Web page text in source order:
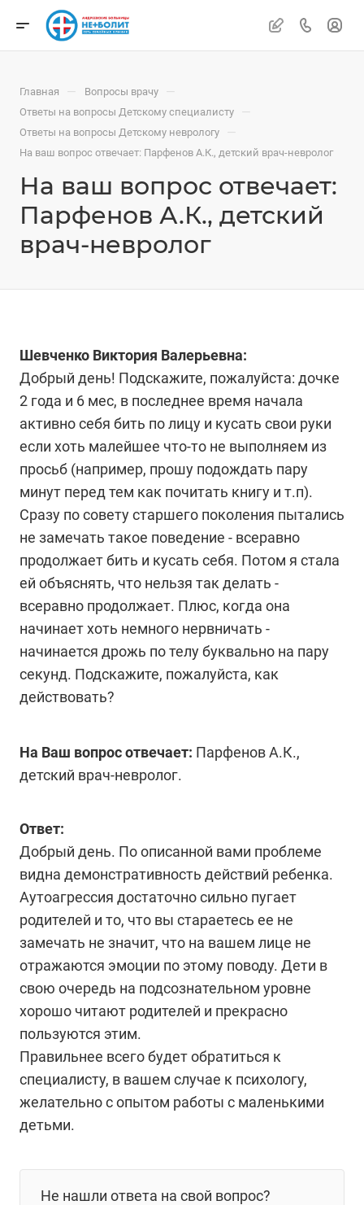
Главная — Вопросы врачу —
Ответы на вопросы Детскому специалисту —
Ответы на вопросы Детскому неврологу —
На ваш вопрос отвечает: Парфенов А.К., детский врач-невролог
На ваш вопрос отвечает:
Парфенов А.К., детский
врач-невролог
Шевченко Виктория Валерьевна:
Добрый день! Подскажите, пожалуйста: дочке
2 года и 6 мес, в последнее время начала
активно себя бить по лицу и кусать свои руки
если хоть малейшее что-то не выполняем из
просьб (например, прошу подождать пару
минут перед тем как почитать книгу и т.п).
Сразу по совету старшего поколения пытались
не замечать такое поведение - всеравно
продолжает бить и кусать себя. Потом я стала
ей объяснять, что нельзя так делать -
всеравно продолжает. Плюс, когда она
начинает хоть немного нервничать -
начинается дрожь по телу буквально на пару
секунд. Подскажите, пожалуйста, как
действовать?
На Ваш вопрос отвечает: Парфенов А.К.,
детский врач-невролог.
Ответ:
Добрый день. По описанной вами проблеме
видна демонстративность действий ребенка.
Аутоагрессия достаточно сильно пугает
родителей и то, что вы стараетесь ее не
замечать не значит, что на вашем лице не
отражаются эмоции по этому поводу. Дети в
свою очередь на подсознательном уровне
хорошо читают родителей и прекрасно
пользуются этим.
Правильнее всего будет обратиться к
специалисту, в вашем случае к психологу,
желательно с опытом работы с маленькими
детьми.
Не нашли ответа на свой вопрос?